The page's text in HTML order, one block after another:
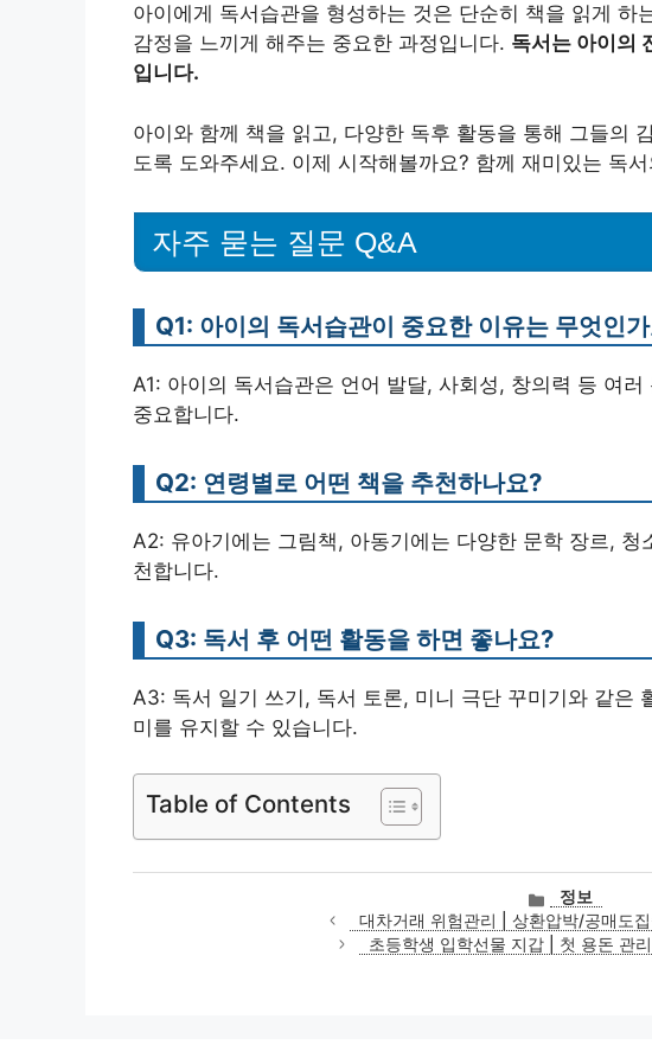
아이에게 독서습관을 형성하는 것은 단순히 책을 읽게 하
감정을 느끼게 해주는 중요한 과정입니다. 독서는 아이의
입니다.
아이와 함께 책을 읽고, 다양한 독후 활동을 통해 그들의
도록 도와주세요. 이제 시작해볼까요? 함께 재미있는 독
자주 묻는 질문 Q&A
Q1: 아이의 독서습관이 중요한 이유는 무엇인
A1: 아이의 독서습관은 언어 발달, 사회성, 창의력 등 여
중요합니다.
Q2: 연령별로 어떤 책을 추천하나요?
A2: 유아기에는 그림책, 아동기에는 다양한 문학 장르,
천합니다.
Q3: 독서 후 어떤 활동을 하면 좋나요?
A3: 독서 일기 쓰기, 독서 토론, 미니 극단 꾸미기와 같은
미를 유지할 수 있습니다.
Table of Contents
카
테
고
정보
대차거래 위험관리 | 상환압박/공매도
초등학생 입학선물 지갑 | 첫 용돈 관